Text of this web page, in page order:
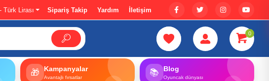
Türk Lirası Sipariş Takip Yardım İletişim
0
🎁 Kampanyalar
Avantajlı fırsatlar 📚 Blog
Oyuncak dünyası